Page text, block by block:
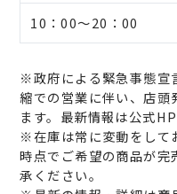
10：00～20：00
※政府による緊急事態宣
縮での営業に伴い、店頭
ます。最新情報は公式
※在庫は常に変動をして
時点でご希望の商品が完
承ください。